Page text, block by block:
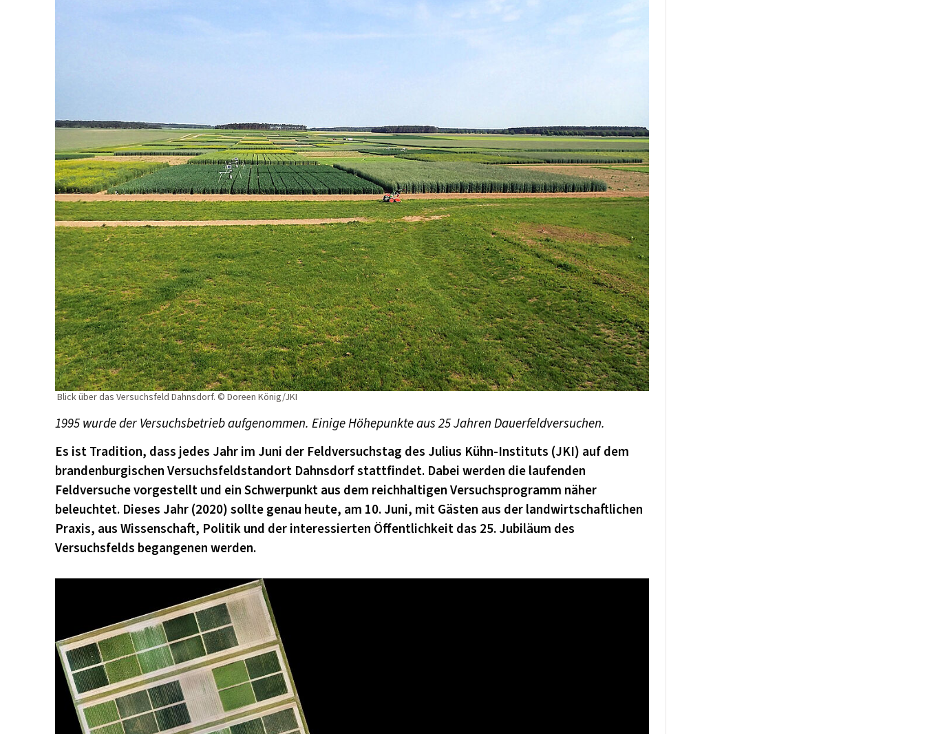
Blick über das Versuchsfeld Dahnsdorf. © Doreen König/JKI
1995 wurde der Versuchsbetrieb aufgenommen. Einige Höhepunkte aus 25 Jahren Dauerfeldversuchen.
Es ist Tradition, dass jedes Jahr im Juni der Feldversuchstag des Julius Kühn-Instituts (JKI) auf dem
brandenburgischen Versuchsfeldstandort Dahnsdorf stattfindet. Dabei werden die laufenden
Feldversuche vorgestellt und ein Schwerpunkt aus dem reichhaltigen Versuchsprogramm näher
beleuchtet. Dieses Jahr (2020) sollte genau heute, am 10. Juni, mit Gästen aus der landwirtschaftlichen
Praxis, aus Wissenschaft, Politik und der interessierten Öffentlichkeit das 25. Jubiläum des
Versuchsfelds begangenen werden.